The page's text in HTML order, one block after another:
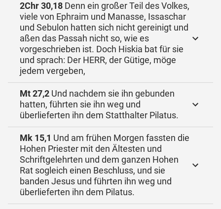
2Chr 30,18 Denn ein großer Teil des Volkes,
viele von Ephraim und Manasse, Issaschar
und Sebulon hatten sich nicht gereinigt und
aßen das Passah nicht so, wie es
vorgeschrieben ist. Doch Hiskia bat für sie
und sprach: Der HERR, der Gütige, möge
jedem vergeben,
Mt 27,2 Und nachdem sie ihn gebunden
hatten, führten sie ihn weg und
überlieferten ihn dem Statthalter Pilatus.
Mk 15,1 Und am frühen Morgen fassten die
Hohen Priester mit den Ältesten und
Schriftgelehrten und dem ganzen Hohen
Rat sogleich einen Beschluss, und sie
banden Jesus und führten ihn weg und
überlieferten ihn dem Pilatus.